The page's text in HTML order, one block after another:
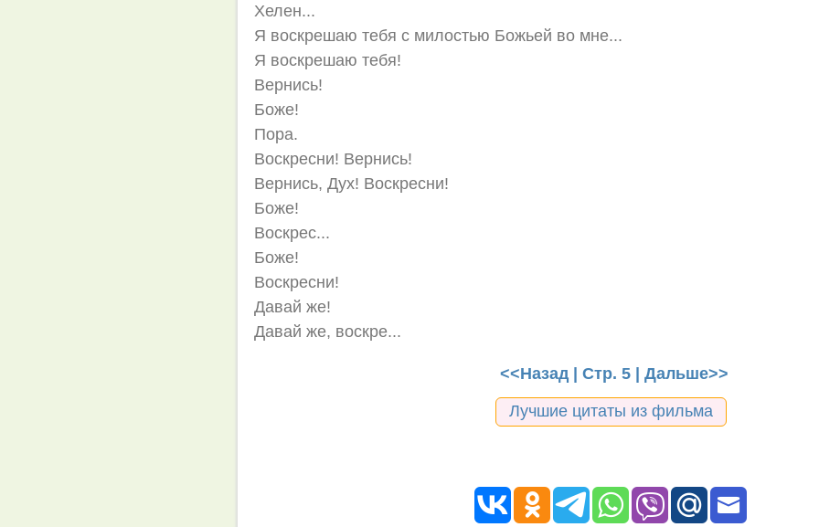
Хелен...
Я воскрешаю тебя с милостью Божьей во мне...
Я воскрешаю тебя!
Вернись!
Боже!
Пора.
Воскресни! Вернись!
Вернись, Дух! Воскресни!
Боже!
Воскрес...
Боже!
Воскресни!
Давай же!
Давай же, воскре...
<<Назад | Стр. 5 | Дальше>>
Лучшие цитаты из фильма